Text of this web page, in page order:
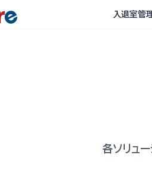
入退室管
各ソリュ